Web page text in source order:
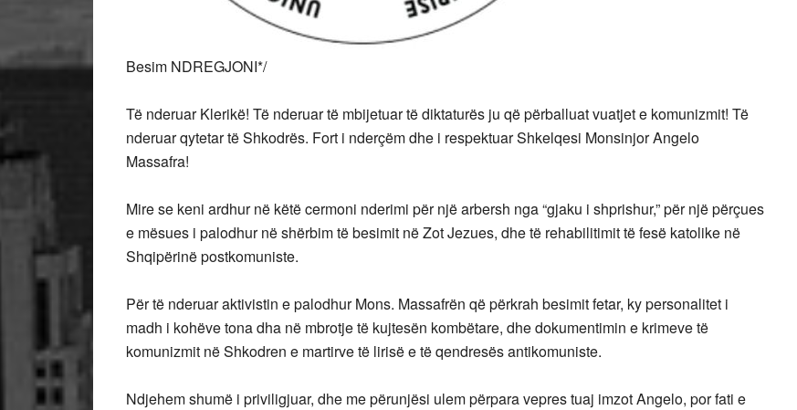
Besim NDREGJONI*/
Të nderuar Klerikë! Të nderuar të mbijetuar të diktaturës ju që përballuat vuatjet e komunizmit! Të
nderuar qytetar të Shkodrës. Fort i nderçëm dhe i respektuar Shkelqesi Monsinjor Angelo
Massafra!
Mirese keni ardhur në këtë cermoni nderimi për një arbersh nga “gjaku i shprishur,” për një përçues
e mësues i palodhur në shërbim të besimit në Zot Jezues, dhe të rehabilitimit të fesë katolike në
Shqipërinë postkomuniste.
Për të nderuar aktivistin e palodhur Mons. Massafrën që përkrah besimit fetar, ky personalitet i
madh i kohëve tona dha në mbrotje të kujtesën kombëtare, dhe dokumentimin e krimeve të
komunizmit në Shkodren e martirve të lirisë e të qendresës antikomuniste.
Ndjehem shumë i priviligjuar, dhe me përunjësi ulem përpara vepres tuaj imzot Angelo, por fati e